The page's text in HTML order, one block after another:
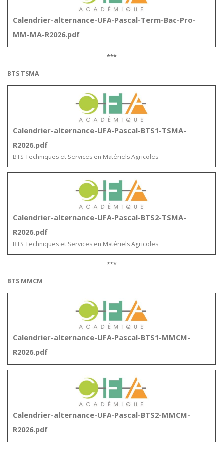
Calendrier-alternance-UFA-Pascal-Term-Bac-Pro-
MM-MA-R2026.pdf
***
BTS TSMA
Calendrier-alternance-UFA-Pascal-BTS1-TSMA-
R2026.pdf
BTS Techniques et Services en Matériels Agricoles
Calendrier-alternance-UFA-Pascal-BTS2-TSMA-
R2026.pdf
BTS Techniques et Services en Matériels Agricoles
***
BTS MMCM
Calendrier-alternance-UFA-Pascal-BTS1-MMCM-
R2026.pdf
Calendrier-alternance-UFA-Pascal-BTS2-MMCM-
R2026.pdf